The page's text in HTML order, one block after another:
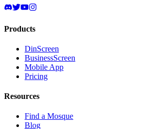
Products
DinScreen
BusinessScreen
Mobile App
Pricing
Resources
Find a Mosque
Blog